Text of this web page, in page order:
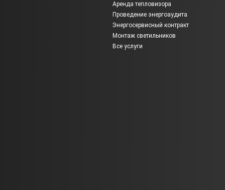
Аренда тепловизора
Проведение энергоаудита
Энергосервисный контракт
Монтаж светильников
Все услуги